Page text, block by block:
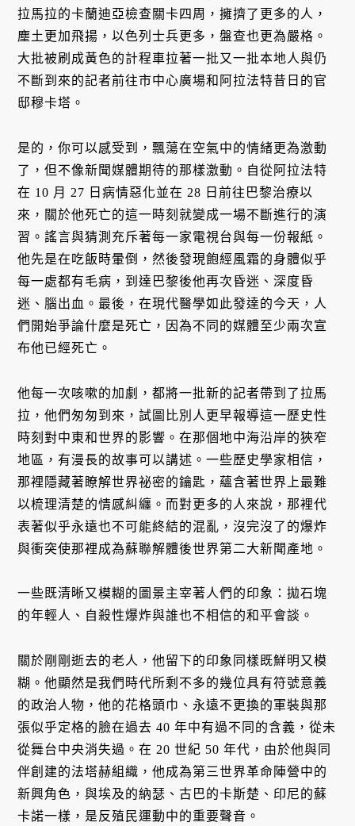
拉馬拉的卡蘭迪亞檢查關卡四周，擁擠了更多的人，
塵土更加飛揚，以色列士兵更多，盤查也更為嚴格。
大批被刷成黃色的計程車拉著一批又一批本地人與仍
不斷到來的記者前往市中心廣場和阿拉法特昔日的官
邸穆卡塔。
是的，你可以感受到，飄蕩在空氣中的情緒更為激動
了，但不像新聞媒體期待的那樣激動。自從阿拉法特
在 10 月 27 日病情惡化並在 28 日前往巴黎治療以
來，關於他死亡的這一時刻就變成一場不斷進行的演
習。謠言與猜測充斥著每一家電視台與每一份報紙。
他先是在吃飯時暈倒，然後發現飽經風霜的身體似乎
每一處都有毛病，到達巴黎後他再次昏迷、深度昏
迷、腦出血。最後，在現代醫學如此發達的今天，人
們開始爭論什麼是死亡，因為不同的媒體至少兩次宣
布他已經死亡。
他每一次咳嗽的加劇，都將一批新的記者帶到了拉馬
拉，他們匆匆到來，試圖比別人更早報導這一歷史性
時刻對中東和世界的影響。在那個地中海沿岸的狹窄
地區，有漫長的故事可以講述。一些歷史學家相信，
那裡隱藏著瞭解世界祕密的鑰匙，蘊含著世界上最難
以梳理清楚的情感糾纏。而對更多的人來說，那裡代
表著似乎永遠也不可能終結的混亂，沒完沒了的爆炸
與衝突使那裡成為蘇聯解體後世界第二大新聞產地。
一些既清晰又模糊的圖景主宰著人們的印象：拋石塊
的年輕人、自殺性爆炸與誰也不相信的和平會談。
關於剛剛逝去的老人，他留下的印象同樣既鮮明又模
糊。他顯然是我們時代所剩不多的幾位具有符號意義
的政治人物，他的花格頭巾、永遠不更換的軍裝與那
張似乎定格的臉在過去 40 年中有過不同的含義，從未
從舞台中央消失過。在 20 世紀 50 年代，由於他與同
伴創建的法塔赫組織，他成為第三世界革命陣營中的
新興角色，與埃及的納瑟、古巴的卡斯楚、印尼的蘇
卡諾一樣，是反殖民運動中的重要聲音。